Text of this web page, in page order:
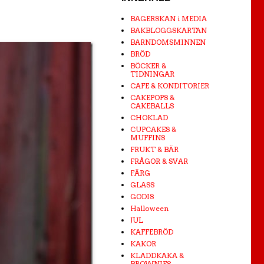
BAGERSKAN i MEDIA
BAKBLOGGSKARTAN
BARNDOMSMINNEN
BRÖD
BÖCKER &
TIDNINGAR
CAFE & KONDITORIER
CAKEPOPS &
CAKEBALLS
CHOKLAD
CUPCAKES &
MUFFINS
FRUKT & BÄR
FRÅGOR & SVAR
FÄRG
GLASS
GODIS
Halloween
JUL
KAFFEBRÖD
KAKOR
KLADDKAKA &